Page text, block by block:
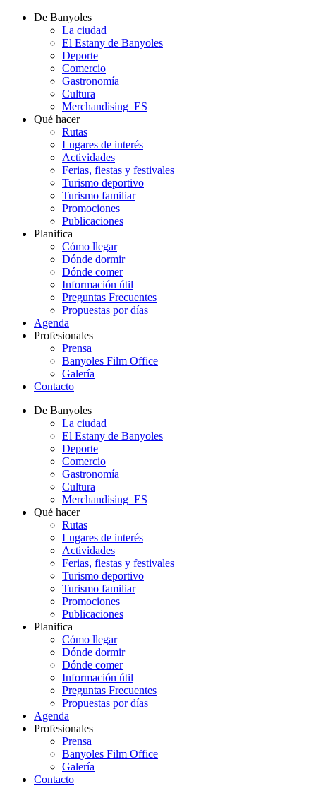
De Banyoles
La ciudad
El Estany de Banyoles
Deporte
Comercio
Gastronomía
Cultura
Merchandising_ES
Qué hacer
Rutas
Lugares de interés
Actividades
Ferias, fiestas y festivales
Turismo deportivo
Turismo familiar
Promociones
Publicaciones
Planifica
Cómo llegar
Dónde dormir
Dónde comer
Información útil
Preguntas Frecuentes
Propuestas por días
Agenda
Profesionales
Prensa
Banyoles Film Office
Galería
Contacto
De Banyoles
La ciudad
El Estany de Banyoles
Deporte
Comercio
Gastronomía
Cultura
Merchandising_ES
Qué hacer
Rutas
Lugares de interés
Actividades
Ferias, fiestas y festivales
Turismo deportivo
Turismo familiar
Promociones
Publicaciones
Planifica
Cómo llegar
Dónde dormir
Dónde comer
Información útil
Preguntas Frecuentes
Propuestas por días
Agenda
Profesionales
Prensa
Banyoles Film Office
Galería
Contacto